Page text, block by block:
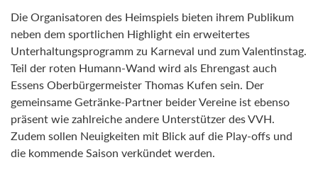
Die Organisatoren des Heimspiels bieten ihrem Publikum
neben dem sportlichen Highlight ein erweitertes
Unterhaltungsprogramm zu Karneval und zum Valentinstag.
Teil der roten Humann-Wand wird als Ehrengast auch
Essens Oberbürgermeister Thomas Kufen sein. Der
gemeinsame Getränke-Partner beider Vereine ist ebenso
präsent wie zahlreiche andere Unterstützer des VVH.
Zudem sollen Neuigkeiten mit Blick auf die Play-offs und
die kommende Saison verkündet werden.